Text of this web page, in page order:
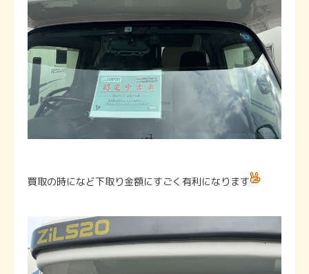
買取の時になど下取り金額にすごく有利になります